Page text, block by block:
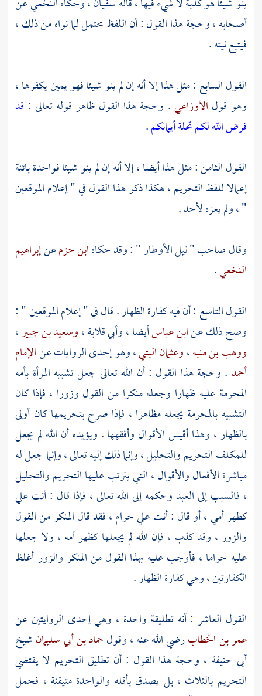
أصحابه ، وحجة هذا القول : أن اللفظ محتمل لما نواه من ذلك ،
فيتبع نيته .
القول السابع : مثل هذا إلا أنه إن لم ينو شيئا فهو يمين يكفرها ،
وهو قول الأوزاعي. وحجة هذا القول ظاهر قوله تعالى : قد
فرض الله لكم تحلة أيمانكم.
القول الثامن : مثل هذا أيضا ، إلا أنه إن لم ينو شيئا فواحدة بائنة
إعمالا للفظ التحريم ، هكذا ذكر هذا القول في " إعلام الموقعين
" ، ولم يعزه لأحد .
وقال صاحب " نيل الأوطار " : وقد حكاهابن حزمعنإبراهيم
النخعي.
القول التاسع : أن فيه كفارة الظهار . قال في " إعلام الموقعين " :
وصح ذلك عنابن عباسأيضا ،وأبي قلابة،وسعيد بن جبير،
ووهب بن منبه،وعثمان البتي، وهو إحدى الروايات عنالإمام
أحمد . وحجة هذا القول : أن الله تعالى جعل تشبيه المرأة بأمه
المحرمة عليه ظهارا وجعله منكرا من القول وزورا ، فإذا كان
التشبيه بالمحرمة يجعله مظاهرا ، فإذا صرح بتحريمها كان أولى
بالظهار ، وهذا أقيس الأقوال وأفقهها . ويؤيده أن الله لم يجعل
للمكلف التحريم والتحليل ، وإنما ذلك إليه تعالى ، وإنما جعل له
مباشرة الأفعال والأقوال ، التي يترتب عليها التحريم والتحليل
، فالسبب إلى العبد وحكمه إلى الله تعالى ، فإذا قال : أنت علي
كظهر أمي ، أو قال : أنت علي حرام ، فقد قال المنكر من القول
والزور ، وقد كذب ، فإن الله لم يجعلها كظهر أمه ، ولا جعلها
عليه حراما ، فأوجب عليه بهذا القول من المنكر والزور أغلظ
الكفارتين ، وهي كفارة الظهار .
القول العاشر : أنه تطليقة واحدة ، وهي إحدى الروايتين عن
عمر بن الخطابرضي الله عنه ، وقولحماد بن أبي سليمانشيخ
أبي حنيفة ، وحجة هذا القول : أن تطليق التحريم لا يقتضي
التحريم بالثلاث ، بل يصدق بأقله والواحدة متيقنة ، فحمل